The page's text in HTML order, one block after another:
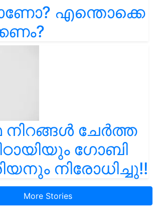
എന്തൊക്കെ
ചേർത്ത
ഗോബി
നിരോധിച്ചു!!
More Stories